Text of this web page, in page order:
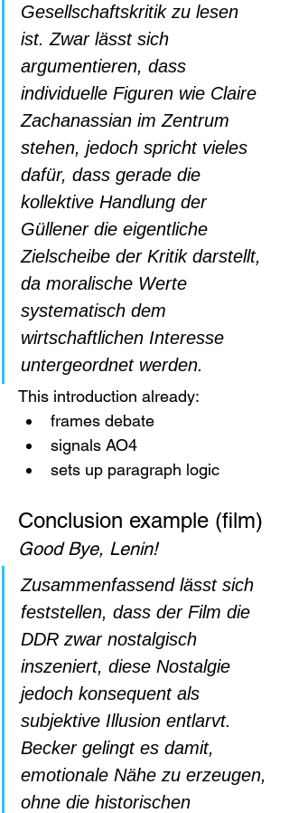
Gesellschaftskritik zu lesen
ist. Zwar lässt sich
argumentieren, dass
individuelle Figuren wie Claire
Zachanassian im Zentrum
stehen, jedoch spricht vieles
dafür, dass gerade die
kollektive Handlung der
Güllener die eigentliche
Zielscheibe der Kritik darstellt,
da moralische Werte
systematisch dem
wirtschaftlichen Interesse
untergeordnet werden.
This introduction already:
frames debate
signals AO4
sets up paragraph logic
Conclusion example (film)
Good Bye, Lenin!
Zusammenfassend lässt sich
feststellen, dass der Film die
DDR zwar nostalgisch
inszeniert, diese Nostalgie
jedoch konsequent als
subjektive Illusion entlarvt.
Becker gelingt es damit,
emotionale Nähe zu erzeugen,
ohne die historischen